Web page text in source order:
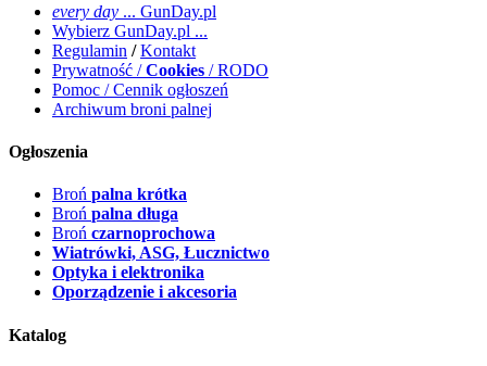
every day ... GunDay.pl
Wybierz GunDay.pl ...
Regulamin / Kontakt
Prywatność /Cookies / RODO
Pomoc / Cennik ogłoszeń
Archiwum broni palnej
Ogłoszenia
Broń palna krótka
Broń palna długa
Broń czarnoprochowa
Wiatrówki, ASG, Łucznictwo
Optyka i elektronika
Oporządzenie i akcesoria
Katalog